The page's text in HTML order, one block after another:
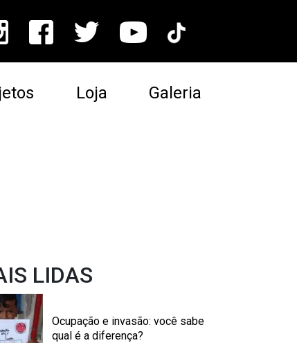
Loja Galeria
LIDAS
Ocupação e invasão: você sabe
qual é a diferença?